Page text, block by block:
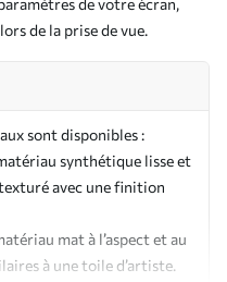
de votre écran,
de la prise de vue.
sont disponibles :
synthétique lisse et
avec une finition
mat à l’aspect et au
à une toile d’artiste.